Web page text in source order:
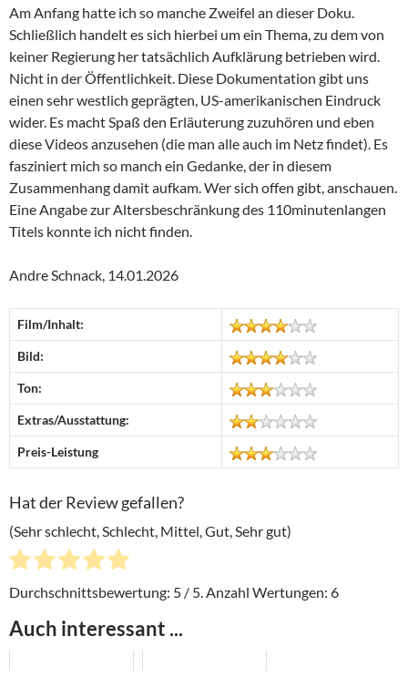
Am Anfang hatte ich so manche Zweifel an dieser Doku.
Schließlich handelt es sich hierbei um ein Thema, zu dem von
keiner Regierung her tatsächlich Aufklärung betrieben wird.
Nicht in der Öffentlichkeit. Diese Dokumentation gibt uns
einen sehr westlich geprägten, US-amerikanischen Eindruck
wider. Es macht Spaß den Erläuterung zuzuhören und eben
diese Videos anzusehen (die man alle auch im Netz findet). Es
fasziniert mich so manch ein Gedanke, der in diesem
Zusammenhang damit aufkam. Wer sich offen gibt, anschauen.
Eine Angabe zur Altersbeschränkung des 110minutenlangen
Titels konnte ich nicht finden.
Andre Schnack, 14.01.2026
Film/Inhalt:
Bild:
Ton:
Extras/Ausstattung:
Preis-Leistung
Hat der Review gefallen?
(Sehr schlecht, Schlecht, Mittel, Gut, Sehr gut)
Durchschnittsbewertung: 5 / 5. Anzahl Wertungen: 6
Auch interessant ...